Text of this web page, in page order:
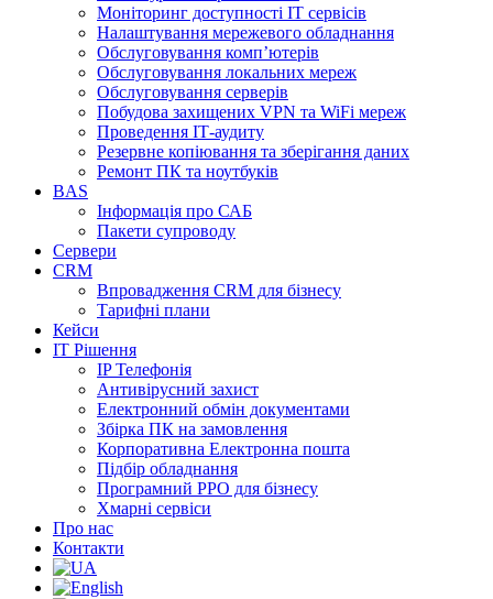
Моніторинг доступності ІТ сервісів
Налаштування мережевого обладнання
Обслуговування комп’ютерів
Обслуговування локальних мереж
Обслуговування серверів
Побудова захищених VPN та WiFi мереж
Проведення ІТ-аудиту
Резервне копіювання та зберігання даних
Ремонт ПК та ноутбуків
BAS
Інформація про САБ
Пакети супроводу
Сервери
CRM
Впровадження CRM для бізнесу
Тарифні плани
Кейси
ІТ Рішення
IP Телефонія
Антивірусний захист
Електронний обмін документами
Збірка ПК на замовлення
Корпоративна Електронна пошта
Підбір обладнання
Програмний РРО для бізнесу
Хмарні сервіси
Про нас
Контакти